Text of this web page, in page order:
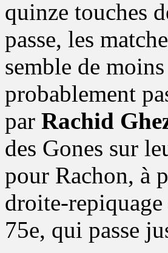
quinze touches
passe, les
semble de
probablement
par Rachid
des Gones sur
pour Rachon, à
droite-repiquage
75e, qui passe